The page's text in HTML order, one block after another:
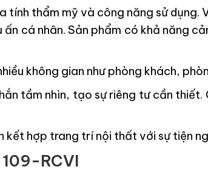
tính thẩm mỹ và công năng sử dụng.
cá nhân. Sản phẩm có khả năng
không gian như phòng khách,
tầm nhìn, tạo sự riêng tư cần
kết hợp trang trí nội thất với sự tiện
109-RCVI